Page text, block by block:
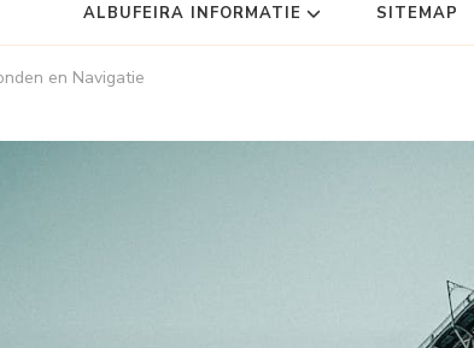
ALBUFEIRA INFORMATIE SITEMAP
en Navigatie